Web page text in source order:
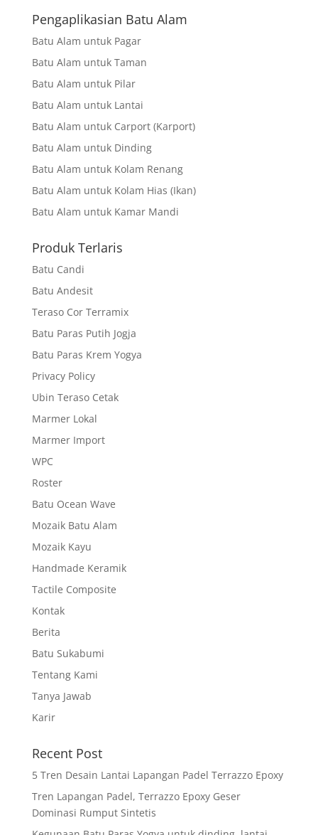
Pengaplikasian Batu Alam
Batu Alam untuk Pagar
Batu Alam untuk Taman
Batu Alam untuk Pilar
Batu Alam untuk Lantai
Batu Alam untuk Carport (Karport)
Batu Alam untuk Dinding
Batu Alam untuk Kolam Renang
Batu Alam untuk Kolam Hias (Ikan)
Batu Alam untuk Kamar Mandi
Produk Terlaris
Batu Candi
Batu Andesit
Teraso Cor Terramix
Batu Paras Putih Jogja
Batu Paras Krem Yogya
Privacy Policy
Ubin Teraso Cetak
Marmer Lokal
Marmer Import
WPC
Roster
Batu Ocean Wave
Mozaik Batu Alam
Mozaik Kayu
Handmade Keramik
Tactile Composite
Kontak
Berita
Batu Sukabumi
Tentang Kami
Tanya Jawab
Karir
Recent Post
5 Tren Desain Lantai Lapangan Padel Terrazzo Epoxy
Tren Lapangan Padel, Terrazzo Epoxy Geser
Dominasi Rumput Sintetis